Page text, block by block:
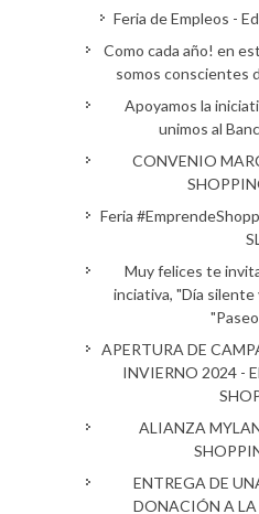
Feria de Empleos -
Como cada año! en
somos conscientes
Apoyamos la
unimos al
CONVENIO
Feria
Muy felices te
inciativa, "Día
APERTURA DE
INVIERNO 2024 -
ALIANZA
ENTREGA DE
DONACIÓN A